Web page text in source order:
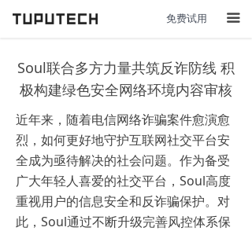
끀
免费试用
Soul联合多方力量共筑反诈防线 积
极构建绿色安全网络环境内容审核
近年来，随着电信网络诈骗案件愈演愈
烈，如何更好地守护互联网社交平台安
全成为亟待解决的社会问题。作为备受
广大年轻人喜爱的社交平台，Soul高度
重视用户的信息安全和反诈骗保护。对
此，Soul通过不断升级完善风控体系保